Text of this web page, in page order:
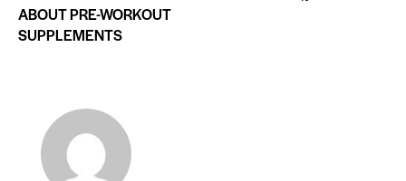
ABOUT PRE-WORKOUT
SUPPLEMENTS